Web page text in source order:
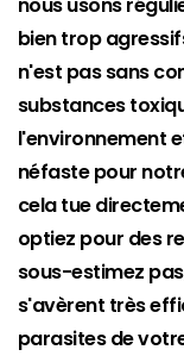
nous usons
bien trop
n'est pas sans
substances
l'environnement
néfaste pour
cela tue
optiez pour des
sous-estimez
s'avèrent très
parasites de